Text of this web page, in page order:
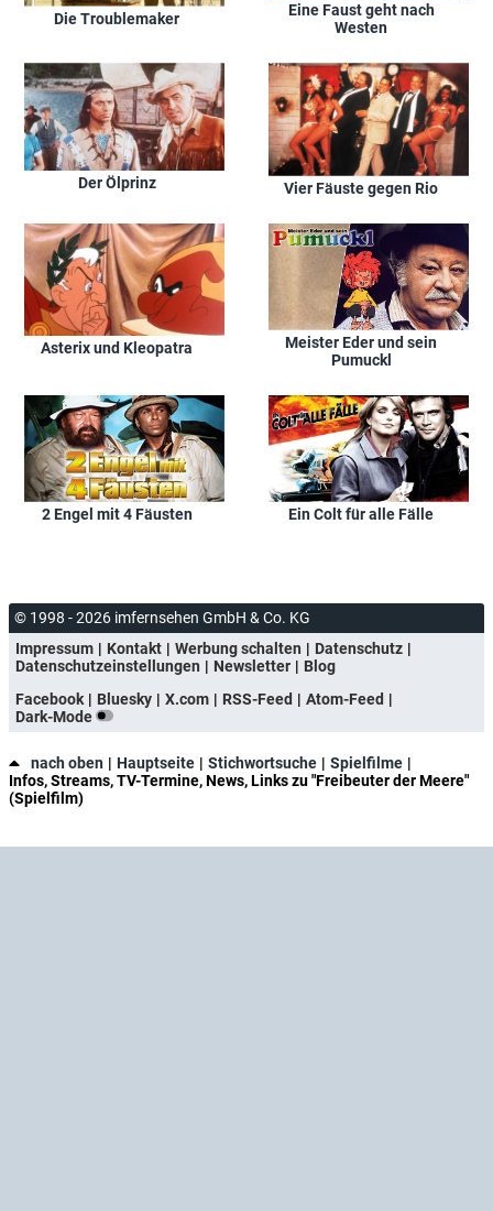
Die Troublemaker
Eine Faust geht nach
Westen
Der Ölprinz Vier Fäuste gegen Rio
Asterix und Kleopatra
Meister Eder und sein
Pumuckl
2 Engel mit 4 Fäusten Ein Colt für alle Fälle
© 1998 - 2026 imfernsehen GmbH & Co. KG
Impressum
Kontakt Werbung schalten
Datenschutz
Datenschutzeinstellungen
Newsletter
Blog
Facebook
Bluesky X.com RSS-Feed
Atom-Feed
Dark-Mode
nach oben Hauptseite Stichwortsuche
Spielfilme
Infos, Streams, TV-Termine, News, Links zu "Freibeuter der Meere"
(Spielfilm)